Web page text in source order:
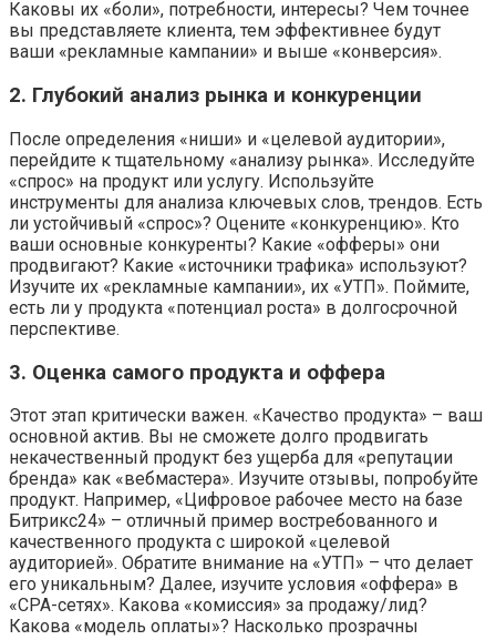
Каковы их «боли», потребности, интересы? Чем точнее
вы представляете клиента, тем эффективнее будут
ваши «рекламные кампании» и выше «конверсия».
2. Глубокий анализ рынка и конкуренции
После определения «ниши» и «целевой аудитории»,
перейдите к тщательному «анализу рынка». Исследуйте
«спрос» на продукт или услугу. Используйте
инструменты для анализа ключевых слов, трендов. Есть
ли устойчивый «спрос»? Оцените «конкуренцию». Кто
ваши основные конкуренты? Какие «офферы» они
продвигают? Какие «источники трафика» используют?
Изучите их «рекламные кампании», их «УТП». Поймите,
есть ли у продукта «потенциал роста» в долгосрочной
перспективе.
3. Оценка самого продукта и оффера
Этот этап критически важен. «Качество продукта» – ваш
основной актив. Вы не сможете долго продвигать
некачественный продукт без ущерба для «репутации
бренда» как «вебмастера». Изучите отзывы, попробуйте
продукт. Например, «Цифровое рабочее место на базе
Битрикс24» – отличный пример востребованного и
качественного продукта с широкой «целевой
аудиторией». Обратите внимание на «УТП» – что делает
его уникальным? Далее, изучите условия «оффера» в
«CPA-сетях». Какова «комиссия» за продажу/лид?
Какова «модель оплаты»? Насколько прозрачны